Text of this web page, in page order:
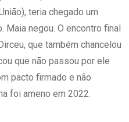
teria chegado um
Maia negou. O encontro final
que também chancelou
que não passou por ele
pacto firmado e não
foi ameno em 2022.